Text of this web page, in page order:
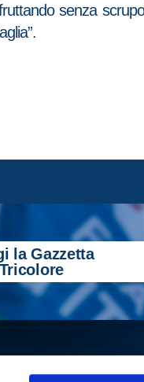
senza
la Gazzetta
Tricolore